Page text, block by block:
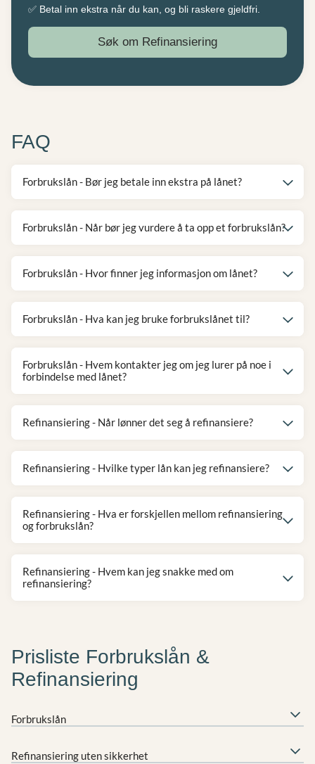
✅ Betal inn ekstra når du kan, og bli raskere gjeldfri.
Søk om Refinansiering
FAQ
Forbrukslån - Bør jeg betale inn ekstra på lånet?
Forbrukslån - Når bør jeg vurdere å ta opp et forbrukslån?
Forbrukslån - Hvor finner jeg informasjon om lånet?
Forbrukslån - Hva kan jeg bruke forbrukslånet til?
Forbrukslån - Hvem kontakter jeg om jeg lurer på noe i
forbindelse med lånet?
Refinansiering - Når lønner det seg å refinansiere?
Refinansiering - Hvilke typer lån kan jeg refinansiere?
Refinansiering - Hva er forskjellen mellom refinansiering
og forbrukslån?
Refinansiering - Hvem kan jeg snakke med om
refinansiering?
Prisliste Forbrukslån &
Refinansiering
Forbrukslån
Refinansiering uten sikkerhet